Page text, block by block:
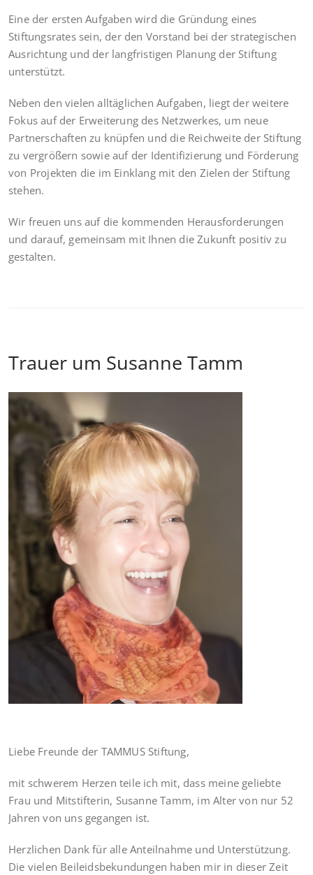
Eine der ersten Aufgaben wird die Gründung eines
Stiftungsrates sein, der den Vorstand bei der strategischen
Ausrichtung und der langfristigen Planung der Stiftung
unterstützt.
Neben den vielen alltäglichen Aufgaben, liegt der weitere
Fokus auf der Erweiterung des Netzwerkes, um neue
Partnerschaften zu knüpfen und die Reichweite der Stiftung
zu vergrößern sowie auf der Identifizierung und Förderung
von Projekten die im Einklang mit den Zielen der Stiftung
stehen.
Wir freuen uns auf die kommenden Herausforderungen
und darauf, gemeinsam mit Ihnen die Zukunft positiv zu
gestalten.
Trauer um Susanne Tamm
Liebe Freunde der TAMMUS Stiftung,
mit schwerem Herzen teile ich mit, dass meine geliebte
Frau und Mitstifterin, Susanne Tamm, im Alter von nur 52
Jahren von uns gegangen ist.
Herzlichen Dank für alle Anteilnahme und Unterstützung.
Die vielen Beileidsbekundungen haben mir in dieser Zeit